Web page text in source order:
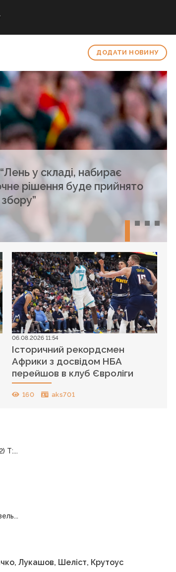
ДОДАТИ НОВИНУ
у складі, набирає
рішення буде прийнято
06.08.2026 11:54
Історичний рекордсмен
Африки з досвідом НБА
перейшов в клуб Євроліги
160 aks701
Т:...
Лукашов, Шеліст, Крутоус